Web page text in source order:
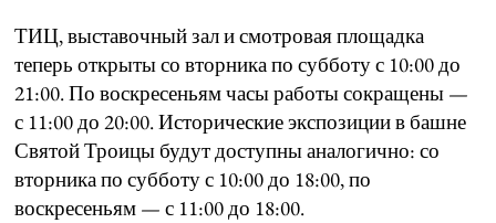
ТИЦ, выставочный зал и смотровая площадка
теперь открыты со вторника по субботу с 10:00 до
21:00. По воскресеньям часы работы сокращены —
с 11:00 до 20:00. Исторические экспозиции в башне
Святой Троицы будут доступны аналогично: со
вторника по субботу с 10:00 до 18:00, по
воскресеньям — с 11:00 до 18:00.